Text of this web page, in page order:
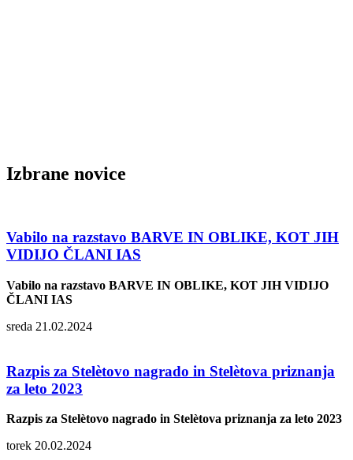
Izbrane novice
Vabilo na razstavo BARVE IN OBLIKE, KOT JIH
VIDIJO ČLANI IAS
Vabilo na razstavo BARVE IN OBLIKE, KOT JIH VIDIJO
ČLANI IAS
sreda 21.02.2024
Razpis za Stelètovo nagrado in Stelètova priznanja
za leto 2023
Razpis za Stelètovo nagrado in Stelètova priznanja za leto 2023
torek 20.02.2024